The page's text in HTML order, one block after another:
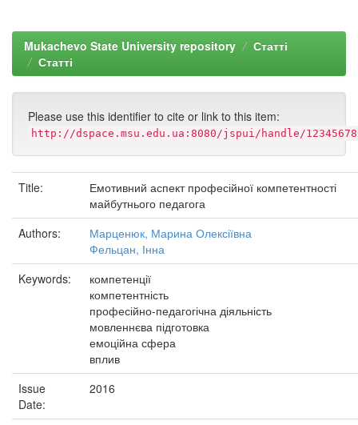
Mukachevo State University repository
Статті
Статті
Please use this identifier to cite or link to this item:
http://dspace.msu.edu.ua:8080/jspui/handle/
Title:
Емотивний аспект професійної компетентності
майбутнього педагога
Authors:
Марценюк, Марина Олексіївна
Фельцан, Інна
Keywords:
компетенції
компетентність
професійно-педагогічна діяльність
мовленнєва підготовка
емоційна сфера
вплив
Issue
Date:
2016